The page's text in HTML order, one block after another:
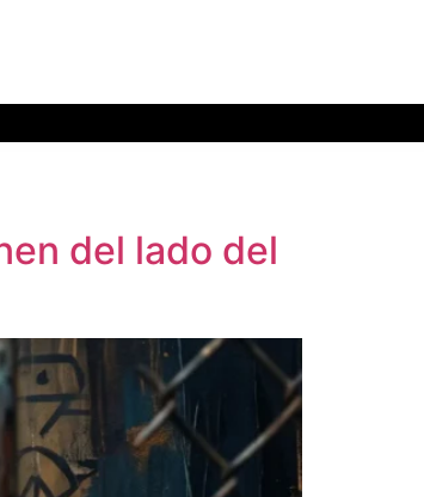
del lado del